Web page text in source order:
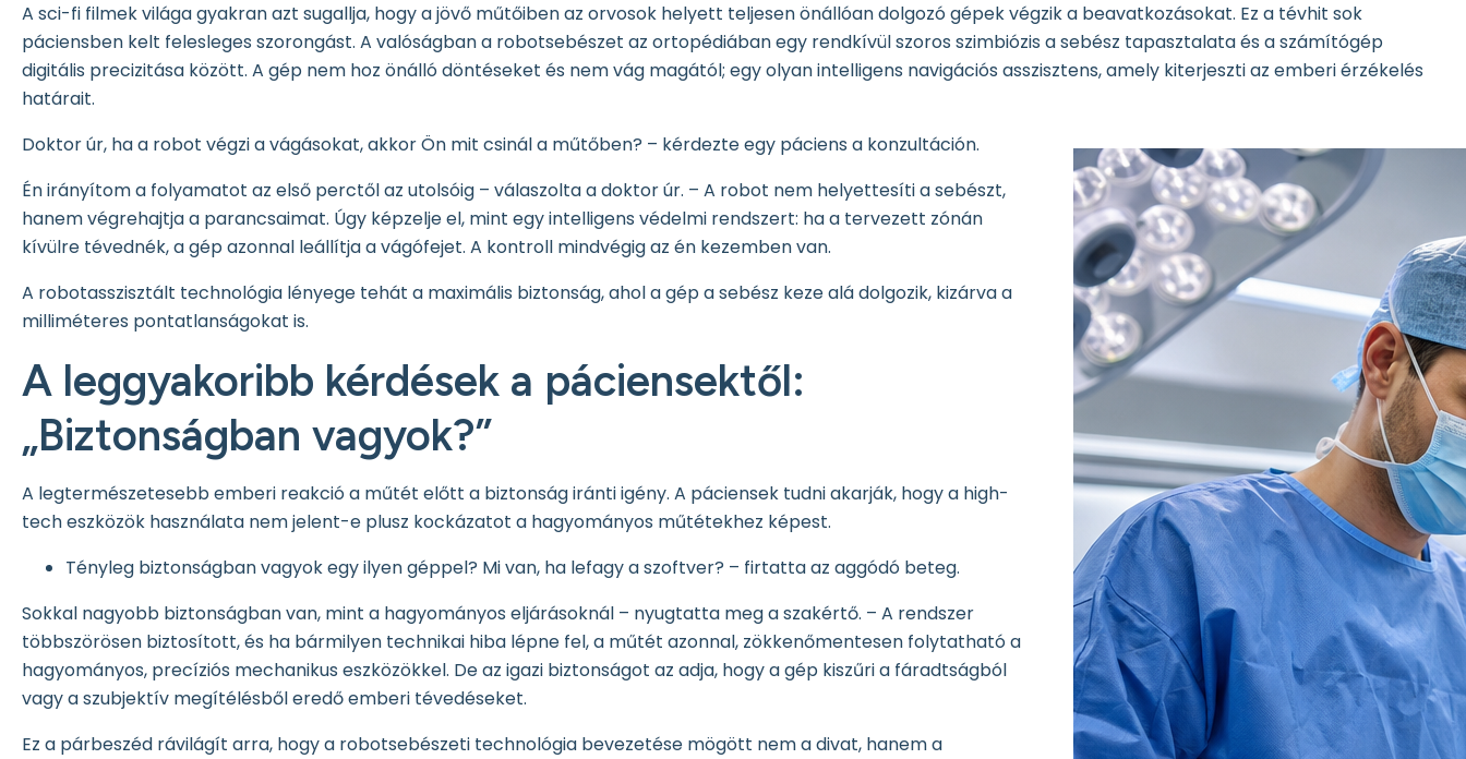
A sci-fi filmek világa gyakran azt sugallja, hogy a jövő műtőiben az orvosok helyett teljesen önállóan dolgozó gépek végzik a beavatkozásokat. Ez a tévhit sok
páciensben kelt felesleges szorongást. A valóságban a robotsebészet az ortopédiában egy rendkívül szoros szimbiózis a sebész tapasztalata és a számítógép
digitális precizitása között. A gép nem hoz önálló döntéseket és nem vág magától; egy olyan intelligens navigációs asszisztens, amely kiterjeszti az emberi érzékelés
határait.
Doktor úr, ha a robot végzi a vágásokat, akkor Ön mit csinál a műtőben? – kérdezte egy páciens a konzultáción.
Én irányítom a folyamatot az első perctől az utolsóig – válaszolta a doktor úr. – A robot nem helyettesíti a sebészt,
hanem végrehajtja a parancsaimat. Úgy képzelje el, mint egy intelligens védelmi rendszert: ha a tervezett zónán
kívülre tévednék, a gép azonnal leállítja a vágófejet. A kontroll mindvégig az én kezemben van.
A robotasszisztált technológia lényege tehát a maximális biztonság, ahol a gép a sebész keze alá dolgozik, kizárva a
milliméteres pontatlanságokat is.
A leggyakoribb kérdések a páciensektől:
„Biztonságban vagyok?”
A legtermészetesebb emberi reakció a műtét előtt a biztonság iránti igény. A páciensek tudni akarják, hogy a high-
tech eszközök használata nem jelent-e plusz kockázatot a hagyományos műtétekhez képest.
Tényleg biztonságban vagyok egy ilyen géppel? Mi van, ha lefagy a szoftver? – firtatta az aggódó beteg.
Sokkal nagyobb biztonságban van, mint a hagyományos eljárásoknál – nyugtatta meg a szakértő. – A rendszer
többszörösen biztosított, és ha bármilyen technikai hiba lépne fel, a műtét azonnal, zökkenőmentesen folytatható a
hagyományos, precíziós mechanikus eszközökkel. De az igazi biztonságot az adja, hogy a gép kiszűri a fáradtságból
vagy a szubjektív megítélésből eredő emberi tévedéseket.
Ez a párbeszéd rávilágít arra, hogy a robotsebészeti technológia bevezetése mögött nem a divat, hanem a